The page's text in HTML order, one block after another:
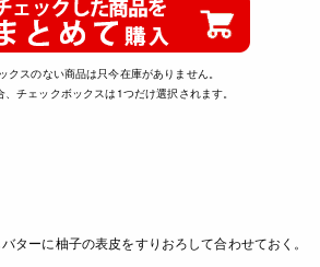
クスのない商品は只今在庫がありません。
、チェックボックスは1つだけ選択されます。
ターに柚子の表皮をすりおろして合わせておく。